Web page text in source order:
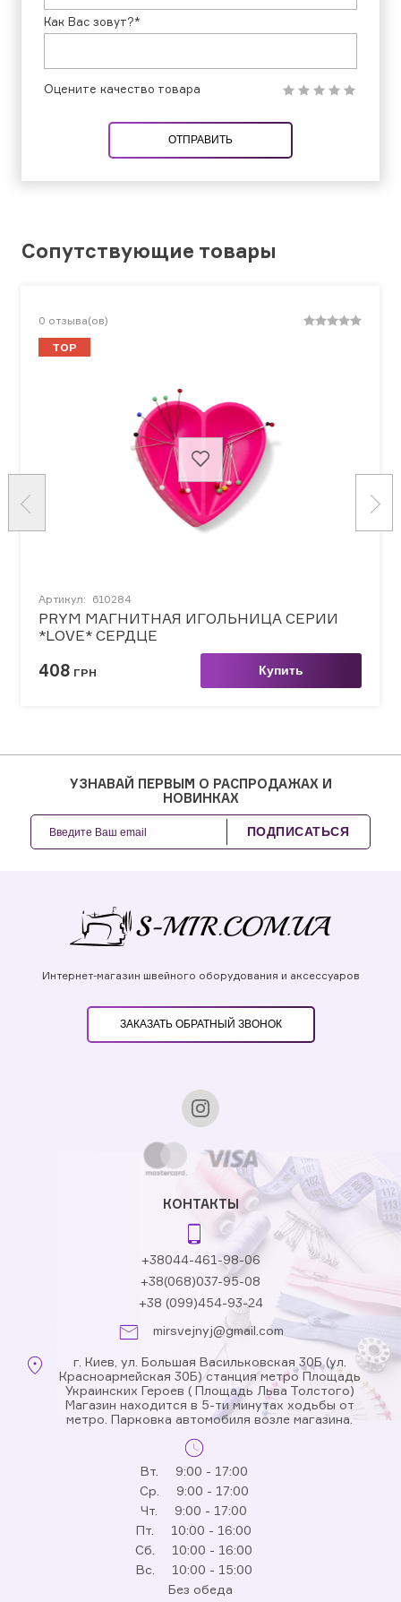
Как Вас зовут?*
Оцените качество товара
ОТПРАВИТЬ
Сопутствующие товары
0 отзыва(ов)
TOP
Артикул: 610284
PRYM МАГНИТНАЯ ИГОЛЬНИЦА СЕРИИ
*LOVE* СЕРДЦЕ
408 ГРН Купить
УЗНАВАЙ ПЕРВЫМ О РАСПРОДАЖАХ И
НОВИНКАХ
ПОДПИСАТЬСЯ
Интернет-магазин швейного оборудования и аксессуаров
ЗАКАЗАТЬ ОБРАТНЫЙ ЗВОНОК
КОНТАКТЫ
+38044-461-98-06
+38(068)037-95-08
+38 (099)454-93-24
mirsvejnyj@gmail.com
г. Киев, ул. Большая Васильковская 30Б (ул.
Красноармейская 30Б) станция метро Площадь
Украинских Героев ( Площадь Льва Толстого)
Магазин находится в 5-ти минутах ходьбы от
метро. Парковка автомобиля возле магазина.
Вт.
9:00 - 17:00
Ср.
9:00 - 17:00
Чт.
9:00 - 17:00
Пт.
10:00 - 16:00
Сб.
10:00 - 16:00
Вс.
10:00 - 15:00
Без обеда